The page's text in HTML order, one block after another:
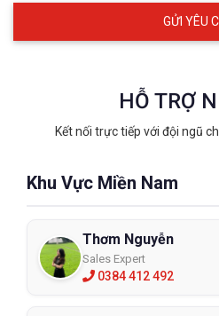
HỖ TRỢ
Kết nối trực tiếp với đội ngũ
Khu Vực Miền Nam
Thơm Nguyễn
Sales Expert
0384 412 492